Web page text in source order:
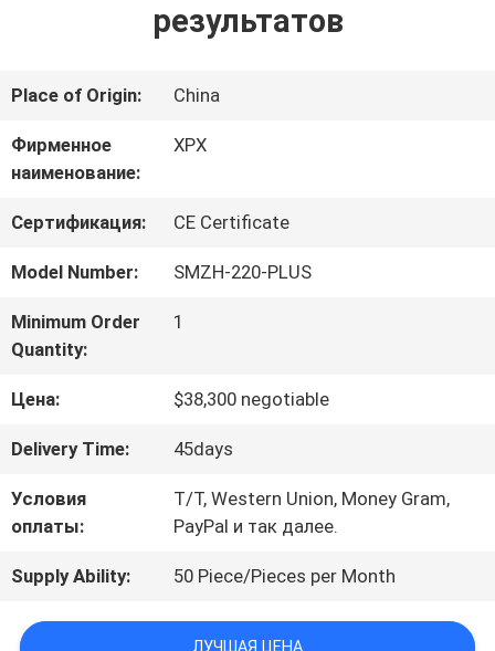
О
ЭКСКУРСИЯ
ПО
КОНТРОЛЬ
КАЧЕСТВА
СВЯЖИТЕСЬ
С
результатов
Place of Origin: China
Фирменное
наименование:
XPX
Сертификация: CE Certificate
Model Number: SMZH-220-PLUS
Minimum Order
Quantity:
1
Цена: $38,300 negotiable
Delivery Time: 45days
Условия
оплаты:
T/T, Western Union, Money Gram,
PayPal и так далее.
Supply Ability: 50 Piece/Pieces per Month
ЛУЧШАЯ ЦЕНА